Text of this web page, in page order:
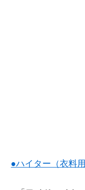
●ハイター（衣料